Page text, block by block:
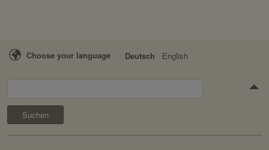
Choose your language Deutsch English